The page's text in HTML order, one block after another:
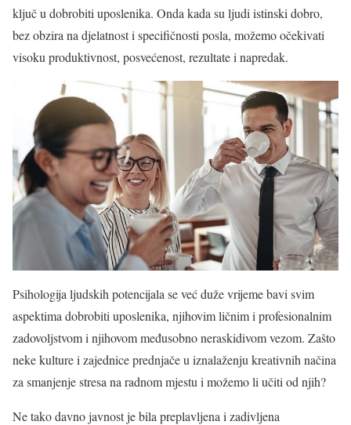
ključ u dobrobiti uposlenika. Onda kada su ljudi istinski dobro,
bez obzira na djelatnost i specifičnosti posla, možemo očekivati
visoku produktivnost, posvećenost, rezultate i napredak.
Psihologija ljudskih potencijala se već duže vrijeme bavi svim
aspektima dobrobiti uposlenika, njihovim ličnim i profesionalnim
zadovoljstvom i njihovom međusobno neraskidivom vezom. Zašto
neke kulture i zajednice prednjače u iznalaženju kreativnih načina
za smanjenje stresa na radnom mjestu i možemo li učiti od njih?
Ne tako davno javnost je bila preplavljena i zadivljena